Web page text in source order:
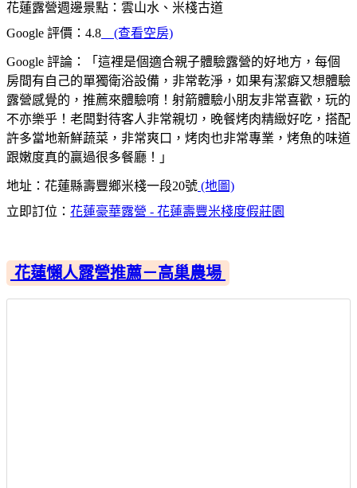
花蓮露營週邊景點：雲山水、米棧古道
Google 評價：4.8 (查看空房)
Google 評論：「這裡是個適合親子體驗露營的好地方，每個
房間有自己的單獨衛浴設備，非常乾淨，如果有潔癖又想體驗
露營感覺的，推薦來體驗唷！射箭體驗小朋友非常喜歡，玩的
不亦樂乎！老闆對待客人非常親切，晚餐烤肉精緻好吃，搭配
許多當地新鮮蔬菜，非常爽口，烤肉也非常專業，烤魚的味道
跟嫩度真的贏過很多餐廳！」
地址：花蓮縣壽豐鄉米棧一段20號 (地圖)
立即訂位： 花蓮豪華露營 - 花蓮壽豐米棧度假莊園
花蓮懶人露營推薦－高巢農場